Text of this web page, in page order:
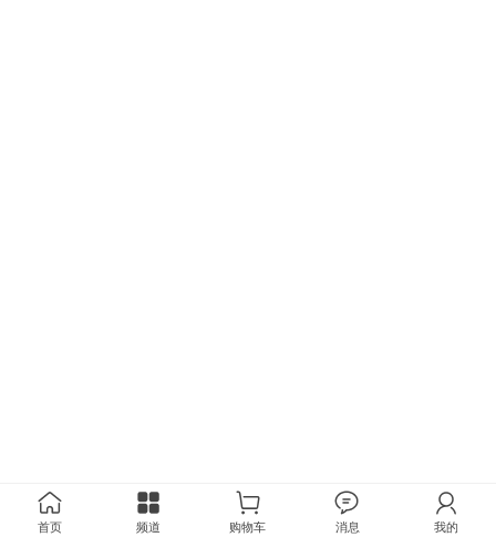
首页 频道 购物车 消息 我的